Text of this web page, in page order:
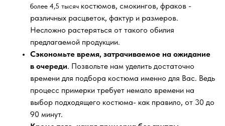
более 4,5 тысяч костюмов, смокингов, фраков -
различных расцветок, фактур и размеров.
Несложно растеряться от такого обилия
предлагаемой продукции.
Сэкономьте время, затрачиваемое на ожидание
в очереди. Позвольте нам уделить достаточно
времени для подбора костюма именно для Вас. Ведь
процесс примерки требует немало времени на
выбор подходящего костюма- как правило, от 30 до
90 минут.